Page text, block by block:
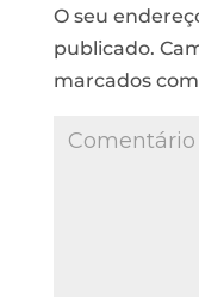
O seu
publicado.
marcados com